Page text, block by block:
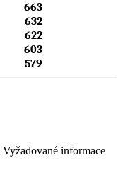
663
632
622
603
579
Vyžadované informace